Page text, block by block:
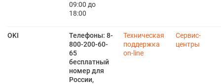
09:00 до
18:00
OKI Телефоны: 8-
800-200-60-
65
бесплатный
номер для
России,
Техническая
поддержка
on-line
Сервис-
центры